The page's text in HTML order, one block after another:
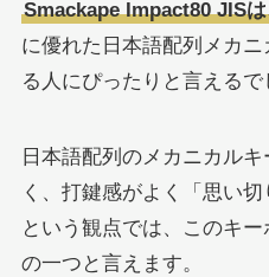
Smackape Impact80 JIS
に優れた日本語配列メカ
る人にぴったりと言えるで
日本語配列のメカニカル
く、打鍵感がよく「思い切
という観点では、このキ
の一つと言えます。